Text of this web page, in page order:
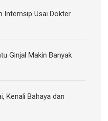
Internsip Usai Dokter
Ginjal Makin Banyak
Kenali Bahaya dan